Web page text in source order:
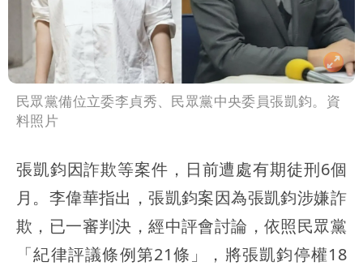
民眾黨備位立委李貞秀、民眾黨中央委員張凱鈞。資
料照片
張凱鈞因詐欺等案件，日前遭處有期徒刑6個
月。李偉華指出，張凱鈞案因為張凱鈞涉嫌詐
欺，已一審判決，經中評會討論，依照民眾黨
「紀律評議條例第21條」，將張凱鈞停權18